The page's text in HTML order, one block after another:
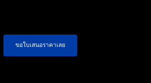
ขอใบเสนอราคาเลย